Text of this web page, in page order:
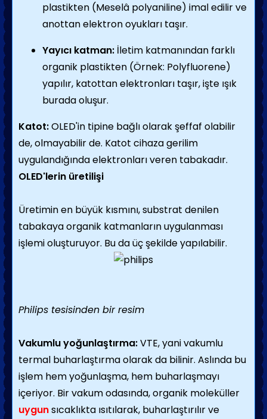
plastikten (Meselâ polyaniline) imal edilir ve
anottan elektron oyukları taşır.
Yayıcı katman: İletim katmanından farklı
organik plastikten (Örnek: Polyfluorene)
yapılır, katottan elektronları taşır, işte ışık
burada oluşur.
Katot:OLED'in tipine bağlı olarak şeffaf olabilir
de, olmayabilir de. Katot cihaza gerilim
uygulandığında elektronları veren tabakadır.
OLED'lerin üretilişi
Üretimin en büyük kısmını, substrat denilen
tabakaya organik katmanların uygulanması
işlemi oluşturuyor. Bu da üç şekilde yapılabilir.
Philips tesisinden bir resim
Vakumlu yoğunlaştırma:VTE, yani vakumlu
termal buharlaştırma olarak da bilinir. Aslında bu
işlem hem yoğunlaşma, hem buharlaşmayı
içeriyor. Bir vakum odasında, organik moleküller
uygunsıcaklıkta ısıtılarak, buharlaştırılır ve